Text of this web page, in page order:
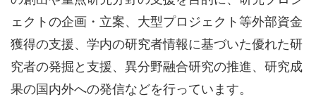
ェクトの企画・立案、大型プロジェクト等外部資金
獲得の支援、学内の研究者情報に基づいた優れた研
究者の発掘と支援、異分野融合研究の推進、研究成
果の国内外への発信などを行っています。